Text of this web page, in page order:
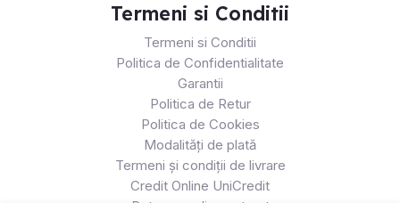
Termeni si Conditii
Termeni si Conditii
Politica de Confidentialitate
Garantii
Politica de Retur
Politica de Cookies
Modalități de plată
Termeni și condiții de livrare
Credit Online UniCredit